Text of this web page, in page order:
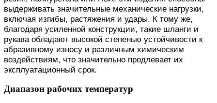
выдерживать значительные механические нагрузки,
включая изгибы, растяжения и удары. К тому же,
благодаря усиленной конструкции, такие шланги и
рукава обладают высокой степенью устойчивости к
абразивному износу и различным химическим
воздействиям, что значительно продлевает их
эксплуатационный срок.
Диапазон рабочих температур